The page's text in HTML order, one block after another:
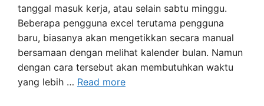
tanggal masuk kerja, atau selain sabtu minggu.
Beberapa pengguna excel terutama pengguna
baru, biasanya akan mengetikkan secara manual
bersamaan dengan melihat kalender bulan. Namun
dengan cara tersebut akan membutuhkan waktu
yang lebih … Read more